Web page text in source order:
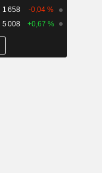
1 658
-0,04 %
5 008 +0,67 %